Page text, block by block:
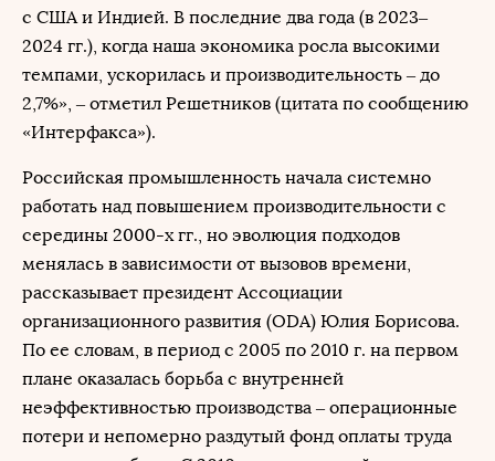
с США и Индией. В последние два года (в 2023–
2024 гг.), когда наша экономика росла высокими
темпами, ускорилась и производительность – до
2,7%», – отметил Решетников (цитата по сообщению
«Интерфакса»).
Российская промышленность начала системно
работать над повышением производительности с
середины 2000-х гг., но эволюция подходов
менялась в зависимости от вызовов времени,
рассказывает президент Ассоциации
организационного развития (ODA) Юлия Борисова.
По ее словам, в период с 2005 по 2010 г. на первом
плане оказалась борьба с внутренней
неэффективностью производства – операционные
потери и непомерно раздутый фонд оплаты труда